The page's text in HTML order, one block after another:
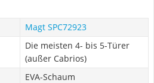
Magt SPC72923
Die meisten 4- bis 5-Türer
(außer Cabrios)
EVA-Schaum